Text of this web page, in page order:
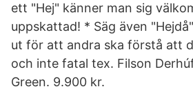
ett "Hej" känner man sig
uppskattad! * Säg även
ut för att andra ska förstå att
och inte fatal tex. Filson
Green. 9.900 kr.